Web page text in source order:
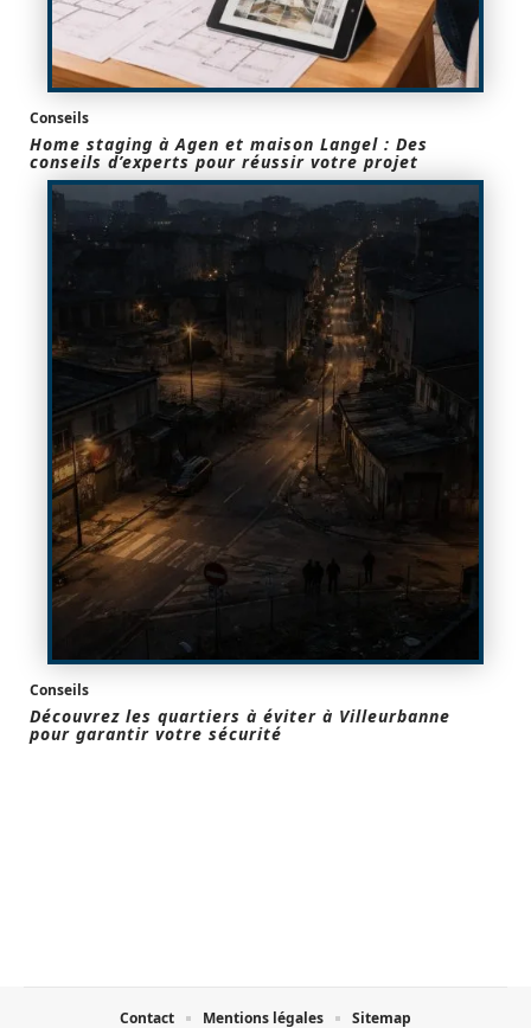
Conseils
Home staging à Agen et maison Langel : Des
conseils d’experts pour réussir votre projet
Conseils
Découvrez les quartiers à éviter à Villeurbanne
pour garantir votre sécurité
Contact Mentions légales Sitemap